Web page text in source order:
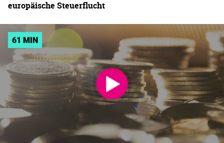
europäische Steuerflucht
61 MIN